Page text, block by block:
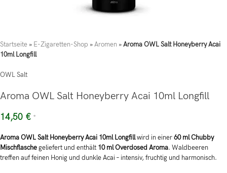
Startseite » E-Zigaretten-Shop »Aromen »Aroma OWL Salt Honeyberry Acai
10ml Longfill
OWL Salt
Aroma OWL Salt Honeyberry Acai 10ml Longfill
14,50 € *
Aroma OWL Salt Honeyberry Acai 10ml Longfillwird in einer60 ml Chubby
Mischflaschegeliefert und enthält 10 ml Overdosed Aroma. Waldbeeren
treffen auf feinen Honig und dunkle Acai – intensiv, fruchtig und harmonisch.